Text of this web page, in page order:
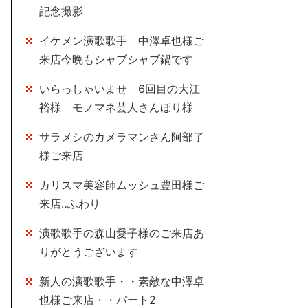
記念撮影
イケメン演歌歌手 中澤卓也様ご
来店今晩もシャブシャブ鍋です
いらっしゃいませ 6回目の大江
裕様 モノマネ芸人さんほり様
サラメシのカメラマンさん阿部了
様ご来店
カリスマ美容師ムッシュ豊田様ご
来店‥ふわり
演歌歌手の森山愛子様のご来店あ
りがとうございます
新人の演歌歌手・・素敵な中澤卓
也様ご来店・・パート2